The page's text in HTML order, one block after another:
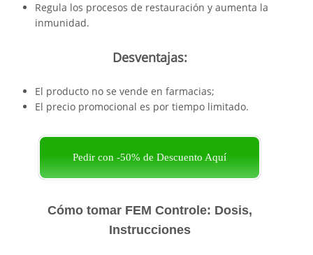
Regula los procesos de restauración y aumenta la
inmunidad.
Desventajas:
El producto no se vende en farmacias;
El precio promocional es por tiempo limitado.
Pedir con -50% de Descuento Aquí
Cómo tomar FEM Controle: Dosis,
Instrucciones